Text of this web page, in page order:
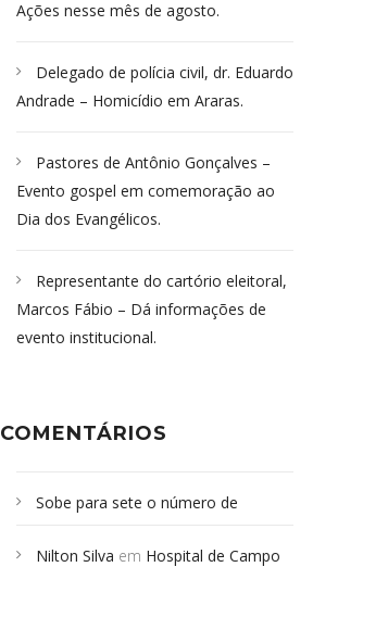
Ações nesse mês de agosto.
Delegado de polícia civil, dr. Eduardo
Andrade – Homicídio em Araras.
Pastores de Antônio Gonçalves –
Evento gospel em comemoração ao
Dia dos Evangélicos.
Representante do cartório eleitoral,
Marcos Fábio – Dá informações de
evento institucional.
COMENTÁRIOS
Sobe para sete o número de
desabamento em São Paulo - Revista
Nilton Silva em Hospital de Campo